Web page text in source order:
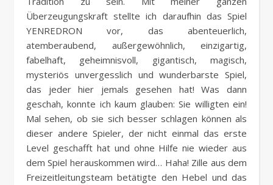
Überzeugungskraft stellte ich daraufhin das Spiel
YENREDRON vor, das abenteuerlich,
atemberaubend, außergewöhnlich, einzigartig,
fabelhaft, geheimnisvoll, gigantisch, magisch,
mysteriös unvergesslich und wunderbarste Spiel,
das jeder hier jemals gesehen hat! Was dann
geschah, konnte ich kaum glauben: Sie willigten ein!
Mal sehen, ob sie sich besser schlagen können als
dieser andere Spieler, der nicht einmal das erste
Level geschafft hat und ohne Hilfe nie wieder aus
dem Spiel herauskommen wird… Haha! Zille aus dem
Freizeitleitungsteam betätigte den Hebel und das